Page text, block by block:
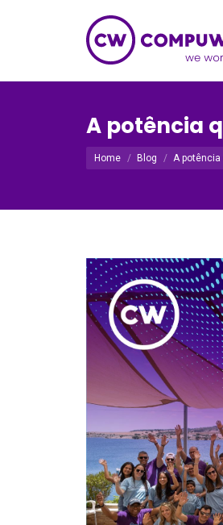
A potência
Você está aqui:
Home Blog A